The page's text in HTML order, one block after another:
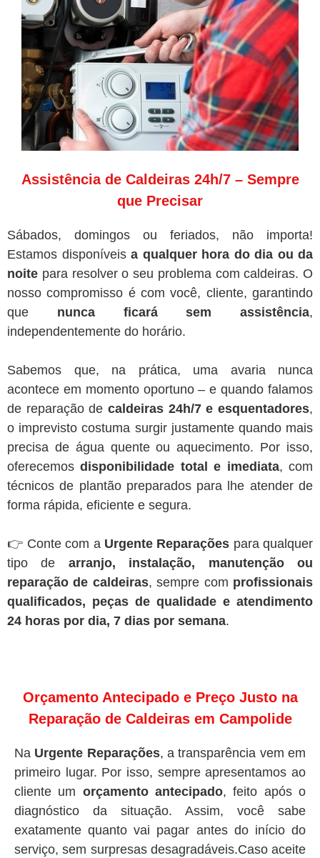
Assistência de Caldeiras 24h/7 – Sempre
que Precisar
Sábados, domingos ou feriados, não importa!
Estamos disponíveis a qualquer hora do dia ou da
noite para resolver o seu problema com caldeiras. O
nosso compromisso é com você, cliente, garantindo
que nunca ficará sem assistência,
independentemente do horário.
Sabemos que, na prática, uma avaria nunca
acontece em momento oportuno – e quando falamos
de reparação de caldeiras 24h/7 e esquentadores,
o imprevisto costuma surgir justamente quando mais
precisa de água quente ou aquecimento. Por isso,
oferecemosdisponibilidade total e imediata, com
técnicos de plantão preparados para lhe atender de
forma rápida, eficiente e segura.
👉 Conte com a Urgente Reparações para qualquer
tipo de arranjo, instalação, manutenção ou
reparação de caldeiras, sempre com profissionais
qualificados, peças de qualidade e atendimento
24 horas por dia, 7 dias por semana.
Orçamento Antecipado e Preço Justo na
Reparação de Caldeiras em Campolide
Na Urgente Reparações, a transparência vem em
primeiro lugar. Por isso, sempre apresentamos ao
cliente um orçamento antecipado, feito após o
diagnóstico da situação. Assim, você sabe
exatamente quanto vai pagar antes do início do
serviço, sem surpresas desagradáveis.Caso aceite